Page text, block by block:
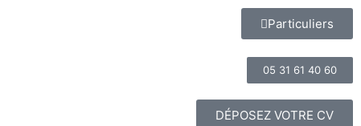
Particuliers
05 31 61 40 60
DÉPOSEZ VOTRE CV